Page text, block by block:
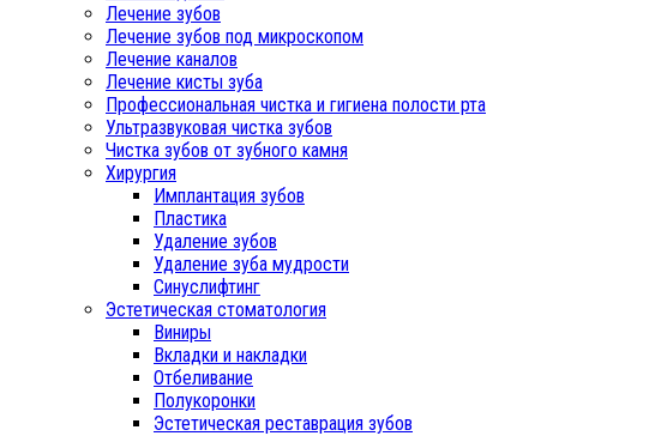
Лечение зубов
Лечение зубов под микроскопом
Лечение каналов
Лечение кисты зуба
Профессиональная чистка и гигиена полости рта
Ультразвуковая чистка зубов
Чистка зубов от зубного камня
Хирургия
Имплантация зубов
Пластика
Удаление зубов
Удаление зуба мудрости
Синуслифтинг
Эстетическая стоматология
Виниры
Вкладки и накладки
Отбеливание
Полукоронки
Эстетическая реставрация зубов